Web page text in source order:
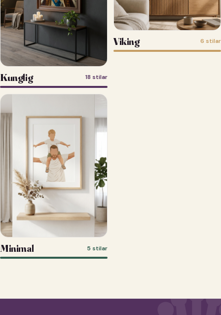
Kunglig 18 stilar
Viking 6 stilar
Minimal 5 stilar